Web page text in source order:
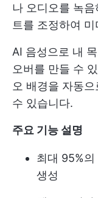
나 오디오를 녹
트를 조정하여
AI 음성으로 내
오버를 만들 수
오 배경을 자동
수 있습니다.
주요 기능 설명
최대 95%의
생성